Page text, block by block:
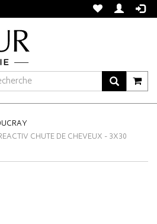
CHUTE DE CHEVEUX - 3X30